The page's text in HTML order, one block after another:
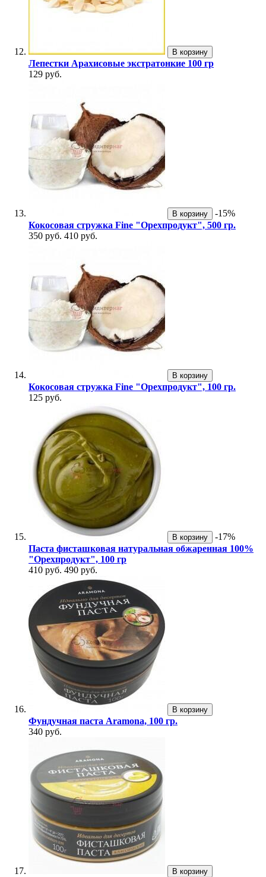
В корзину
Лепестки Арахисовые экстратонкие 100 гр
129 руб.
В корзину
-15%
Кокосовая стружка Fine "Орехпродукт", 500 гр.
350 руб. 410 руб.
В корзину
Кокосовая стружка Fine "Орехпродукт", 100 гр.
125 руб.
В корзину
-17%
Паста фисташковая натуральная обжаренная 100%
"Орехпродукт", 100 гр
410 руб. 490 руб.
В корзину
Фундучная паста Aramona, 100 гр.
340 руб.
В корзину